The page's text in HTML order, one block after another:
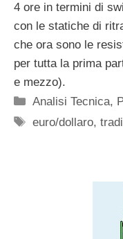
4 ore in termini di
con le statiche di
che ora sono le
per tutta la prima
e mezzo).
Categorie
Analisi Tecnica,
Tag
euro/dollaro,